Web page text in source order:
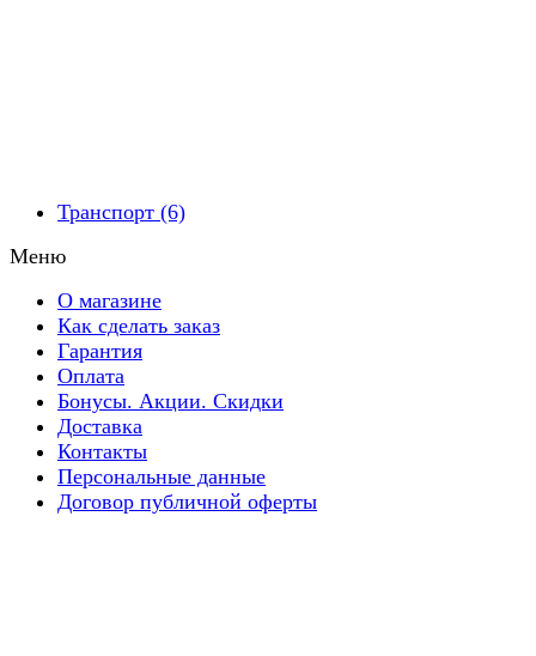
Транспорт (6)
Меню
О магазине
Как сделать заказ
Гарантия
Оплата
Бонусы. Акции. Скидки
Доставка
Контакты​
Персональные данные
Договор публичной оферты